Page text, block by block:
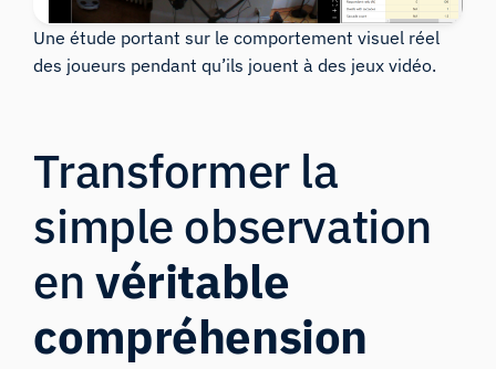
Une étude portant sur le comportement visuel réel
des joueurs pendant qu’ils jouent à des jeux vidéo.
Transformer la
simple observation
envéritable
compréhension